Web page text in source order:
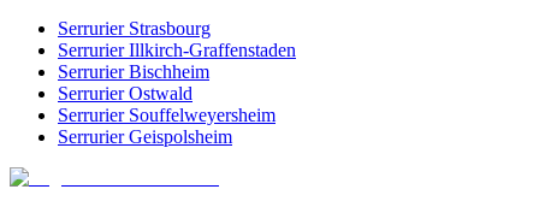
Serrurier Strasbourg
SerrurierIllkirch-Graffenstaden
SerrurierBischheim
SerrurierOstwald
Serrurier Souffelweyersheim
SerrurierGeispolsheim